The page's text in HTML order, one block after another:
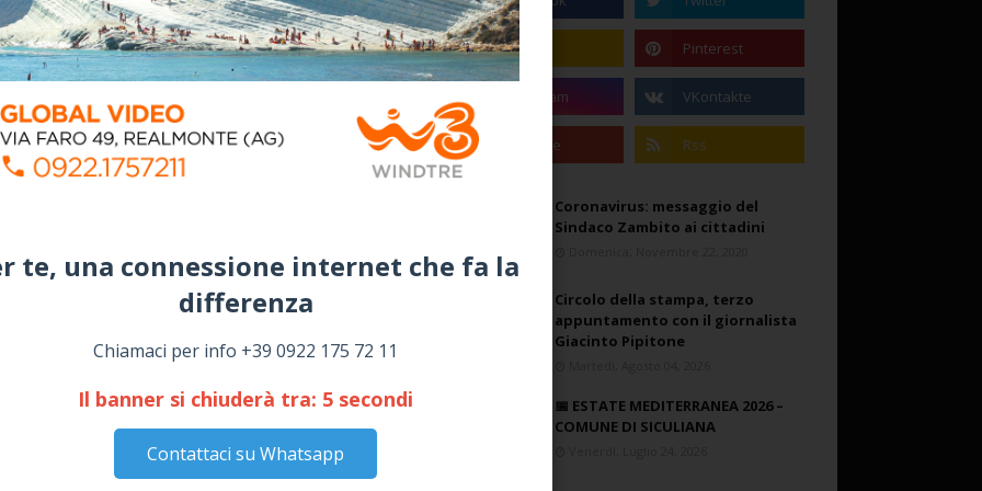
te, una connessione internet che fa la
differenza​
Chiamaci per info +39 0922 175 72 11
Il banner si chiuderà tra: 4 secondi
Contattaci su Whatsapp
Coronavirus: messaggio del
Sindaco Zambito ai cittadini
Circolo della stampa, terzo
appuntamento con il giornalista
Giacinto Pipitone
📅 ESTATE MEDITERRANEA 2026 –
COMUNE DI SICULIANA